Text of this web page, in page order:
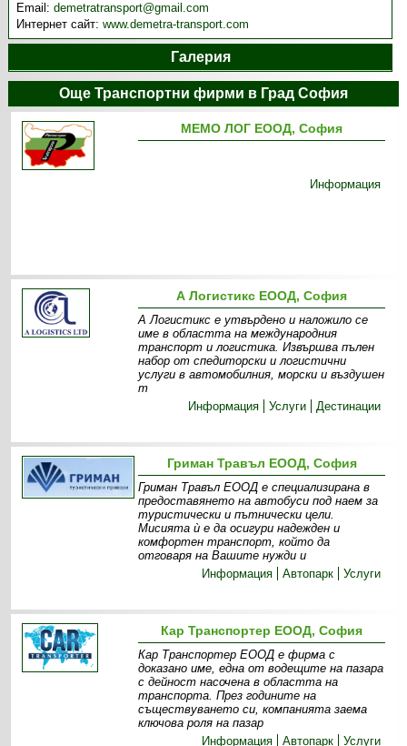
Email:demetratransport@gmail.com
Интернет сайт:www.demetra-transport.com
Галерия
Още Транспортни фирми в Град София
МЕМО ЛОГ ЕООД, София
Информация
А Логистикс ЕООД, София
А Логистикс е утвърдено и наложило се
име в областта на международния
транспорт и логистика. Извършва пълен
набор от спедиторски и логистични
услуги в автомобилния, морски и въздушен
т
Информация
Услуги Дестинации
Гриман Травъл ЕООД, София
Гриман Травъл ЕООД е специализирана в
предоставянето на автобуси под наем за
туристически и пътнически цели.
Мисията ѝ е да осигури надежден и
комфортен транспорт, който да
отговаря на Вашите нужди и
Информация
Автопарк Услуги
Кар Транспортер ЕООД, София
Кар Транспортер ЕООД е фирма с
доказано име, една от водещите на пазара
с дейност насочена в областта на
транспорта. През годините на
съществуването си, компанията заема
ключова роля на пазар
Информация
Автопарк Услуги